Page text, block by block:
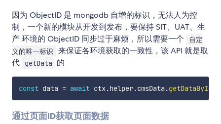
因为 ObjectID 是 mongodb 自增的标识，无法人为控
制，一个新的模块从开发到发布，要保持 SIT、UAT、生
产 环境的 ObjectID 同步过于麻烦，所以需要一个
自定
义的唯一标识
来保证各环境获取的一致性，该 API 就是取
代
getData 的
const data = await ctx.helper.cmsData .
通过页面ID获取页面数据